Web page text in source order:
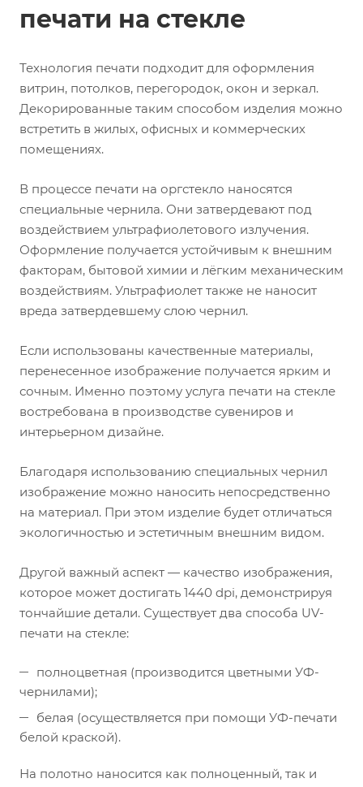
печати на стекле
Технология печати подходит для оформления
витрин, потолков, перегородок, окон и зеркал.
Декорированные таким способом изделия можно
встретить в жилых, офисных и коммерческих
помещениях.
В процессе печати на оргстекло наносятся
специальные чернила. Они затвердевают под
воздействием ультрафиолетового излучения.
Оформление получается устойчивым к внешним
факторам, бытовой химии и лёгким механическим
воздействиям. Ультрафиолет также не наносит
вреда затвердевшему слою чернил.
Если использованы качественные материалы,
перенесенное изображение получается ярким и
сочным. Именно поэтому услуга печати на стекле
востребована в производстве сувениров и
интерьерном дизайне.
Благодаря использованию специальных чернил
изображение можно наносить непосредственно
на материал. При этом изделие будет отличаться
экологичностью и эстетичным внешним видом.
Другой важный аспект — качество изображения,
которое может достигать 1440 dpi, демонстрируя
тончайшие детали. Существует два способа UV-
печати на стекле:
полноцветная (производится цветными УФ-
чернилами);
белая (осуществляется при помощи УФ-печати
белой краской).
На полотно наносится как полноценный, так и